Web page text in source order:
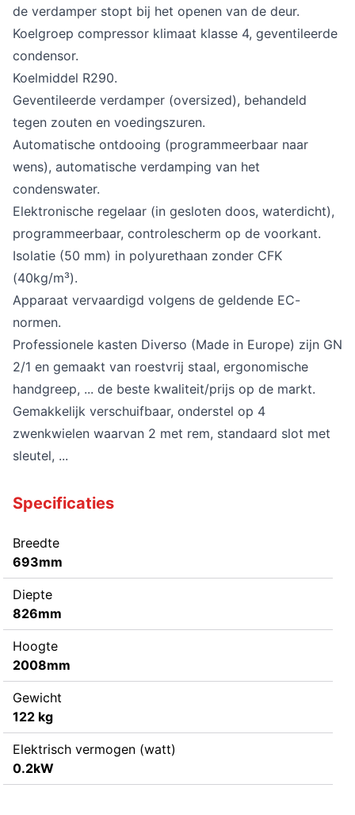
de verdamper stopt bij het openen van de deur.
Koelgroep compressor klimaat klasse 4, geventileerde
condensor.
Koelmiddel R290.
Geventileerde verdamper (oversized), behandeld
tegen zouten en voedingszuren.
Automatische ontdooing (programmeerbaar naar
wens), automatische verdamping van het
condenswater.
Elektronische regelaar (in gesloten doos, waterdicht),
programmeerbaar, controlescherm op de voorkant.
Isolatie (50 mm) in polyurethaan zonder CFK
(40kg/m³).
Apparaat vervaardigd volgens de geldende EC-
normen.
Professionele kasten Diverso (Made in Europe) zijn GN
2/1 en gemaakt van roestvrij staal, ergonomische
handgreep, ... de beste kwaliteit/prijs op de markt.
Gemakkelijk verschuifbaar, onderstel op 4
zwenkwielen waarvan 2 met rem, standaard slot met
sleutel, ...
Specificaties
Breedte
693mm
Diepte
826mm
Hoogte
2008mm
Gewicht
122 kg
Elektrisch vermogen (watt)
0.2kW